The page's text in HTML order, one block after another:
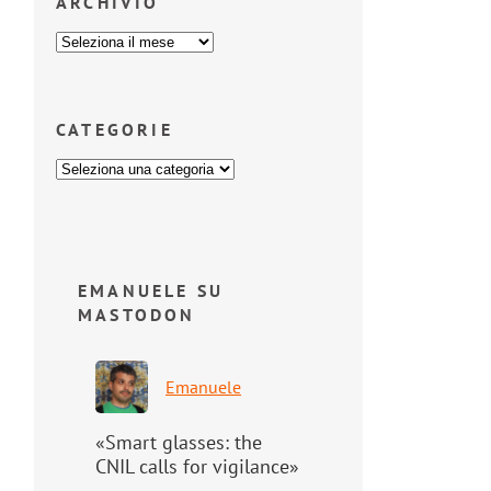
CATEGORIE
EMANUELE SU
MASTODON
Emanuele
«Smart glasses: the
CNIL calls for vigilance»